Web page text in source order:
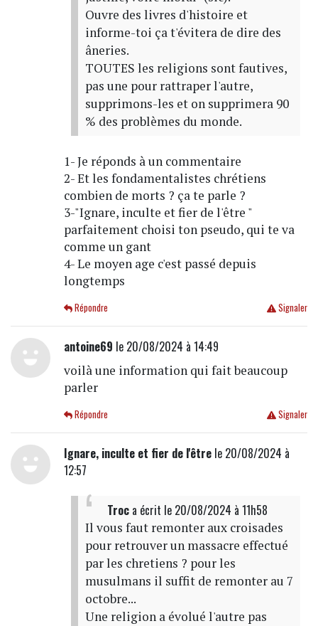
Ouvre des livres d'histoire et
informe-toi ça t'évitera de dire des
âneries.
TOUTES les religions sont fautives,
pas une pour rattraper l'autre,
supprimons-les et on supprimera 90
% des problèmes du monde.
1- Je réponds à un commentaire
2- Et les fondamentalistes chrétiens
combien de morts ? ça te parle ?
3-"Ignare, inculte et fier de l'être "
parfaitement choisi ton pseudo, qui te va
comme un gant
4- Le moyen age c'est passé depuis
longtemps
Signaler
Répondre
antoine69 le 20/08/2024 à 14:49
voilà une information qui fait beaucoup
parler
Signaler
Répondre
Ignare, inculte et fier de l'êtrele 20/08/2024 à
12:57
Troca écrit le 20/08/2024 à 11h58
Il vous faut remonter aux croisades
pour retrouver un massacre effectué
par les chretiens ? pour les
musulmans il suffit de remonter au 7
octobre...
Une religion a évolué l'autre pas